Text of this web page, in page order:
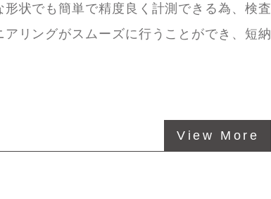
形状でも簡単で精度良く計測できる為、検査
アリングがスムーズに行うことができ、短納
View More